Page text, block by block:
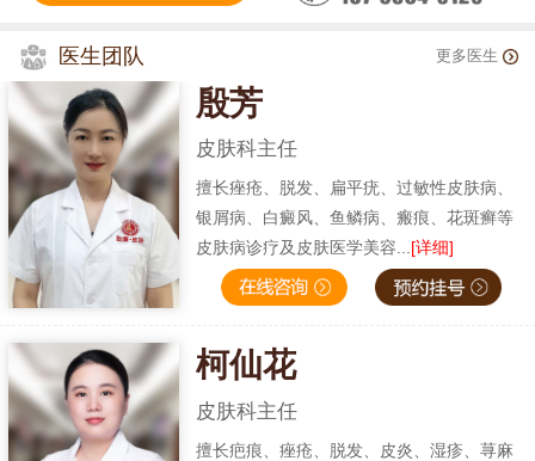
医生团队 更多医生
殷芳
皮肤科主任
擅长痤疮、脱发、扁平疣、过敏性皮肤病、
银屑病、白癜风、鱼鳞病、瘢痕、花斑癣等
皮肤病诊疗及皮肤医学美容... [详细]
柯仙花
皮肤科主任
擅长疤痕、痤疮、脱发、皮炎、湿疹、荨麻